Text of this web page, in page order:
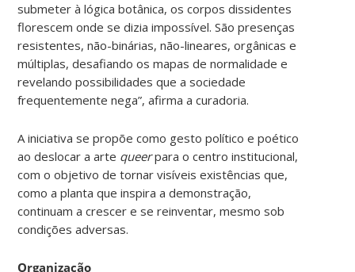
submeter à lógica botânica, os corpos dissidentes
florescem onde se dizia impossível. São presenças
resistentes, não-binárias, não-lineares, orgânicas e
múltiplas, desafiando os mapas de normalidade e
revelando possibilidades que a sociedade
frequentemente nega”, afirma a curadoria.
A iniciativa se propõe como gesto político e poético
ao deslocar a arte queerpara o centro institucional,
com o objetivo de tornar visíveis existências que,
como a planta que inspira a demonstração,
continuam a crescer e se reinventar, mesmo sob
condições adversas.
Organização